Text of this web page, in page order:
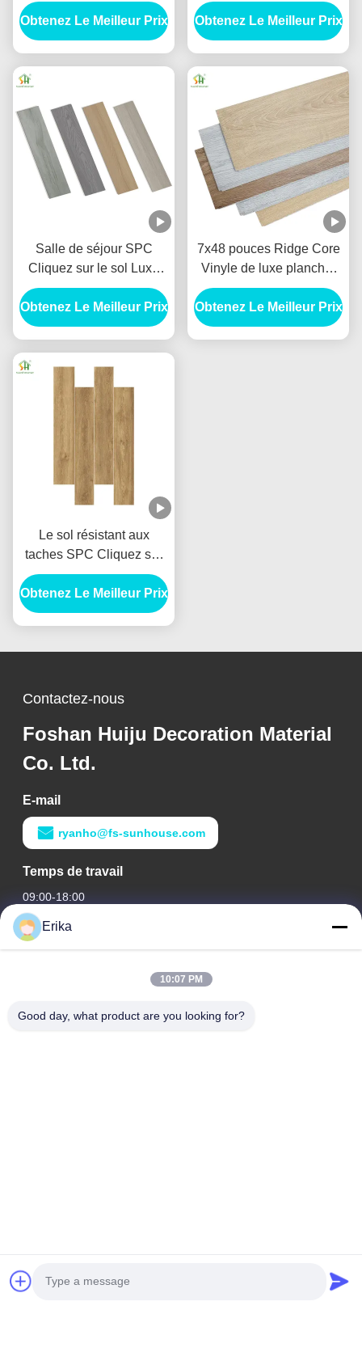
luxe à noyau rigide pour
bureau
Obtenez Le Meilleur Prix
aux rayures Plancher
SPC pour salle de bain
Obtenez Le Meilleur Prix
Salle de séjour SPC
Cliquez sur le sol Luxe
Vinyle rigide plancher
6mm épais
Obtenez Le Meilleur Prix
7x48 pouces Ridge Core
Vinyle de luxe plancher
étanche SPC plancher en
vinyle
Obtenez Le Meilleur Prix
Le sol résistant aux
taches SPC Cliquez sur
le sol Rigid Core Luxe
planche de vinyle 7x48
pouces
Obtenez Le Meilleur Prix
Contactez-nous
Foshan Huiju Decoration Material
Co. Ltd.
E-mail
ryanho@fs-sunhouse.com
Temps de travail
09:00-18:00
Notre adresse
Édifice international Weiye, n° 75 rue Lingnan, ville de Dali,
Politique en matière de protection de la vie privée Plan du site
Erika
10:07 PM
Good day, what product are you looking for?